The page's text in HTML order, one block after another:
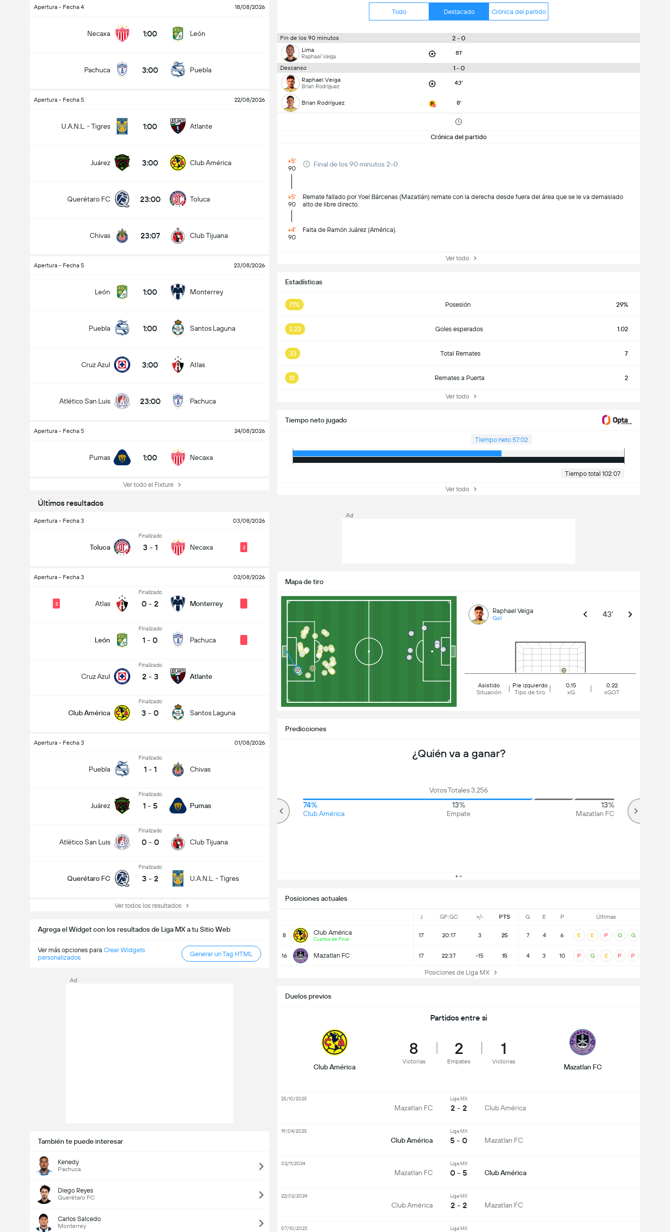
Apertura - Fecha 4 18/08/2026
Necaxa 1:00 León
Pachuca 3:00 Puebla
Apertura - Fecha 5 22/08/2026
U.A.N.L. - Tigres 1:00 Atlante
Juárez 3:00 Club América
Querétaro FC 23:00 Toluca
Chivas 23:07 Club Tijuana
Apertura - Fecha 5 23/08/2026
León 1:00 Monterrey
Puebla 1:00 Santos Laguna
Cruz Azul 3:00 Atlas
Atlético San Luis 23:00 Pachuca
Apertura - Fecha 5 24/08/2026
Pumas 1:00 Necaxa
Ver todo el Fixture
Últimos resultados
Apertura - Fecha 3 03/08/2026
Toluca
Finalizado
3 - 1 Necaxa 2
Apertura - Fecha 3 02/08/2026
Atlas
2
Finalizado
0 - 2 Monterrey
León
Finalizado
1 - 0 Pachuca
Cruz Azul
Finalizado
2 - 3 Atlante
Club América
Finalizado
3 - 0 Santos Laguna
Apertura - Fecha 3 01/08/2026
Puebla
Finalizado
1 - 1 Chivas
Juárez
Finalizado
1 - 5 Pumas
Atlético San Luis
Finalizado
0 - 0 Club Tijuana
Querétaro FC
Finalizado
3 - 2 U.A.N.L. - Tigres
Ver todos los resultados
Agrega el Widget con los resultados de Liga MX a tu Sitio Web
Ver más opciones para Crear Widgets
personalizados
Generar un Tag HTML
Ad
También te puede interesar
Kenedy
Pachuca
Diego Reyes
Querétaro FC
Carlos Salcedo
Monterrey
Todo Destacado Crónica del partido
Fin de los 90 minutos 2 - 0
Lima
Raphael Veiga 81'
Descanso 1 - 0
Raphael Veiga
Brian Rodríguez 43'
Brian Rodríguez 8'
Crónica del partido
+5'
90
Final de los 90 minutos 2-0
+5'
90
Remate fallado por Yoel Bárcenas (Mazatlán) remate con la derecha desde fuera del área que se le va demasiado
alto de libre directo.
+4'
90
Falta de Ramón Juárez (América).
Ver todo
Estadísticas
71% Posesión 29%
2.22 Goles esperados 1.02
33 Total Remates 7
12 Remates a Puerta 2
Ver todo
Tiempo neto jugado
Tiempo neto 57:02
Tiempo total 102:07
Ver todo
Mapa de tiro
Raphael Veiga
Gol 43'
Asistido
Situación
Pie izquierdo
Tipo de tiro
0.15
xG
0.22
xGOT
Posiciones actuales
J GF:GC +/- PTS G E P Últimas
8 Club América
Cuartos de Final
17 20:17 3 25 7 4 6 E E P G G
16 Mazatlan FC 17 22:37 -15 15 4 3 10 P G E P P
Posiciones de Liga MX
Predicciones
¿Quién va a ganar?
Votos Totales 3,256
74%
Club América
13%
Empate
13%
Mazatlan FC
Goles en el partido (2.5)
Duelos previos
Partidos entre si
Club América
8
Victorias
2
Empates
1
Victorias
Mazatlan FC
Mazatlan FC
Liga MX
2 - 2 Club América
25/10/2025
Club América
Liga MX
5 - 0 Mazatlan FC
19/04/2025
Mazatlan FC
Liga MX
0 - 5 Club América
02/11/2024
Club América
Liga MX
2 - 2 Mazatlan FC
22/02/2024
Liga MX
07/10/2023
Ad